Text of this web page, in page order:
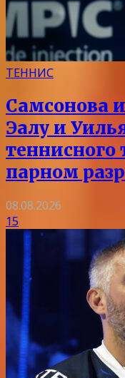
ТЕННИС
Самсонова
Эалу и
теннисного
парном
08.08.2026
15